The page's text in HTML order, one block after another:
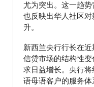
尤为突出。这一趋
也反映出华人社区
升。
新西兰央行行长在
信贷市场的结构性
求日益增长。央行
语母语客户的服务